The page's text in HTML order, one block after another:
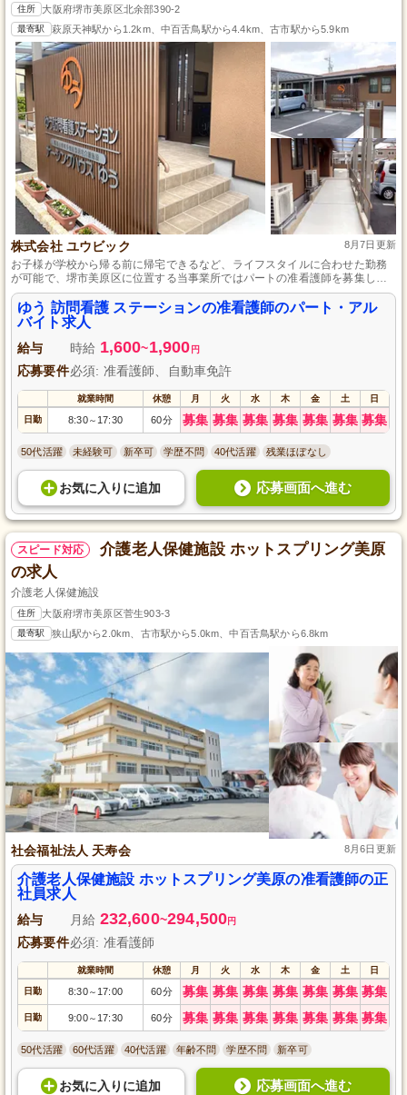
住所 大阪府堺市美原区北余部390-2
最寄駅 萩原天神駅から1.2km、中百舌鳥駅から4.4km、古市駅から5.9km
株式会社 ユウビック 8月7日更新
お子様が学校から帰る前に帰宅できるなど、ライフスタイルに合わせた勤務
が可能で、堺市美原区に位置する当事業所ではパートの准看護師を募集して
います。新人も訪問看護未経験の方も歓迎し、研修と同行訪問でしっかりサ
ポートするので、安心してスタートできます。
ゆう 訪問看護 ステーションの准看護師のパート・アル
バイト求人
給与 時給 1,600~1,900 円
応募要件必須: 准看護師、自動車免許
就業時間 休憩 月 火 水 木 金 土 日
日勤 8:30～ 17:30 60分 募集 募集 募集 募集 募集 募集 募集
50代活躍 未経験可 新卒可 学歴不問 40代活躍 残業ほぼなし
お気に入り に追加 応募画面へ進む
スピード対応
介護老人保健施設 ホットスプリング美原
の求人
介護老人保健施設
住所 大阪府堺市美原区菅生903-3
最寄駅 狭山駅から2.0km、古市駅から5.0km、中百舌鳥駅から6.8km
社会福祉法人 天寿会 8月6日更新
介護老人保健施設 ホットスプリング美原の准看護師の正
社員求人
給与 月給 232,600~294,500円
応募要件必須: 准看護師
就業時間 休憩 月 火 水 木 金 土 日
日勤 8:30～ 17:00 60分 募集 募集 募集 募集 募集 募集 募集
日勤 9:00～ 17:30 60分 募集 募集 募集 募集 募集 募集 募集
50代活躍 60代活躍 40代活躍 年齢不問 学歴不問 新卒可
お気に入り に追加 応募画面へ進む